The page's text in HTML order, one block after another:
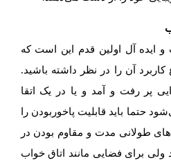
ایده آل اولین قدم این است که
آن را در نظر داشته باشید.
پر رفت و آمد و یا در یک اتقا
حتما باید قابلیت پاخوربودن را
طولانی مدت و مقاوم بودن در
ولی برای فضایی مانند اتاق خواب